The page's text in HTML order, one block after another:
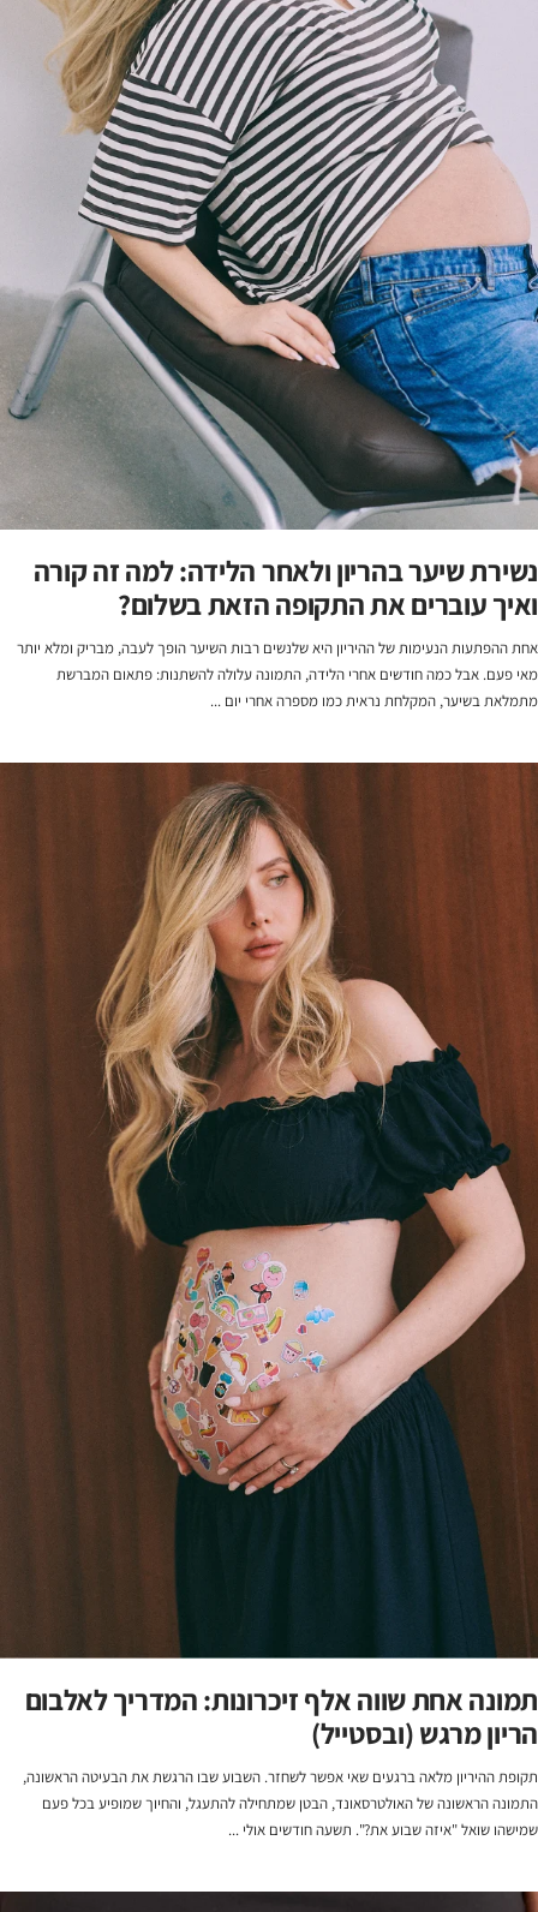
נשירת שיער בהריון ולאחר הלידה: למה זה קורה
ואיך עוברים את התקופה הזאת בשלום?
אחת ההפתעות הנעימות של ההיריון היא שלנשים רבות השיער הופך לעבה, מבריק ומלא יותר
מאי פעם. אבל כמה חודשים אחרי הלידה, התמונה עלולה להשתנות: פתאום המברשת
מתמלאת בשיער, המקלחת נראית כמו מספרה אחרי יום ...
תמונה אחת שווה אלף זיכרונות: המדריך לאלבום
הריון מרגש (ובסטייל)
תקופת ההיריון מלאה ברגעים שאי אפשר לשחזר. השבוע שבו הרגשת את הבעיטה הראשונה,
התמונה הראשונה של האולטרסאונד, הבטן שמתחילה להתעגל, והחיוך שמופיע בכל פעם
שמישהו שואל "איזה שבוע את?". תשעה חודשים אולי ...